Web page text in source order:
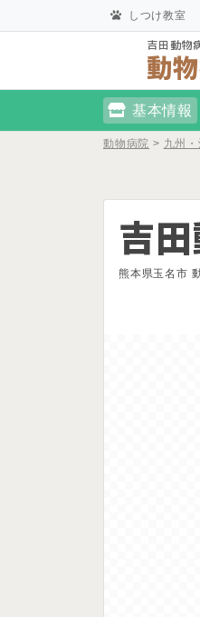
しつけ教室
吉田動物
動
基本情報
動物病院 > 九州
吉
熊本県玉名市